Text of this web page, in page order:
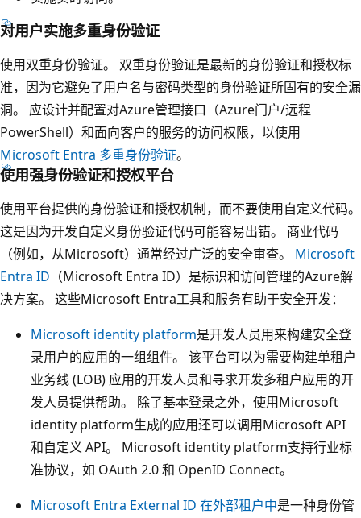
对用户实施多重身份验证
使用双重身份验证。 双重身份验证是最新的身份验证和授权标
准，因为它避免了用户名与密码类型的身份验证所固有的安全漏
洞。 应设计并配置对Azure管理接口（Azure门户/远程
PowerShell）和面向客户的服务的访问权限，以使用
Microsoft Entra 多重身份验证。
使用强身份验证和授权平台
使用平台提供的身份验证和授权机制，而不要使用自定义代码。
这是因为开发自定义身份验证代码可能容易出错。 商业代码
（例如，从Microsoft）通常经过广泛的安全审查。 Microsoft
Entra ID （Microsoft Entra ID）是标识和访问管理的Azure解
决方案。 这些Microsoft Entra工具和服务有助于安全开发：
Microsoft identity platform是开发人员用来构建安全登
录用户的应用的一组组件。 该平台可以为需要构建单租户
业务线 (LOB) 应用的开发人员和寻求开发多租户应用的开
发人员提供帮助。 除了基本登录之外，使用Microsoft
identity platform生成的应用还可以调用Microsoft API
和自定义 API。 Microsoft identity platform支持行业标
准协议，如 OAuth 2.0 和 OpenID Connect。
Microsoft Entra External ID 在外部租户中是一种身份管